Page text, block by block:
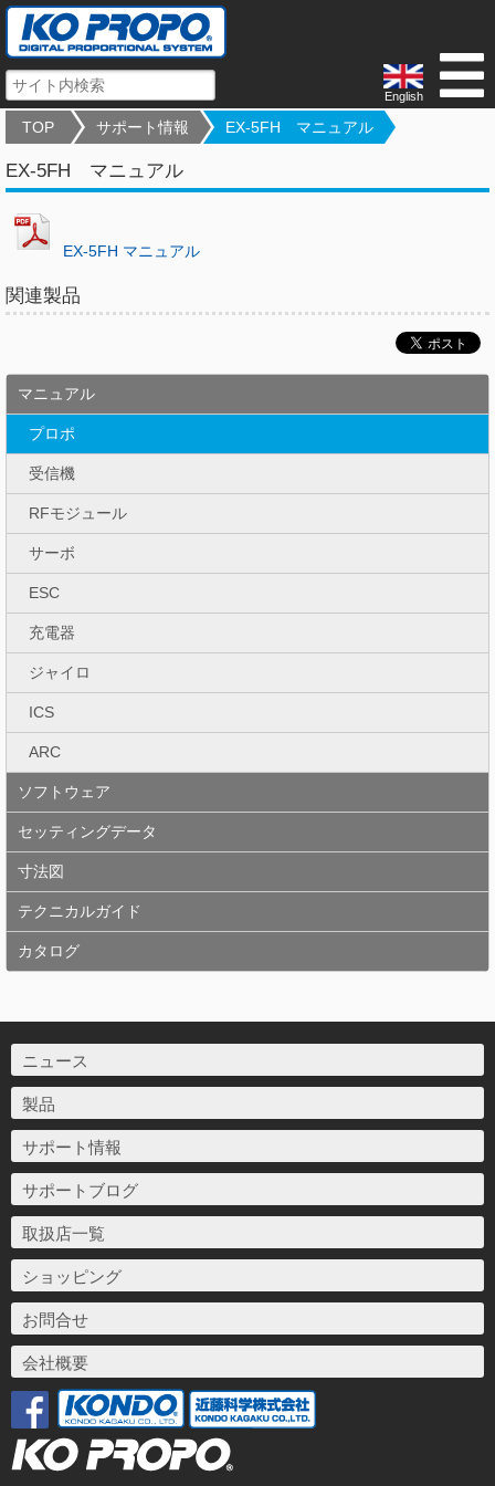
English
TOP サポート情報 EX-5FH マニュアル
EX-5FH マニュアル
EX-5FH マニュアル
関連製品
マニュアル
プロポ
受信機
RFモジュール
サーボ
ESC
充電器
ジャイロ
ICS
ARC
ソフトウェア
セッティングデータ
寸法図
テクニカルガイド
カタログ
ニュース
製品
サポート情報
サポートブログ
取扱店一覧
ショッピング
お問合せ
会社概要